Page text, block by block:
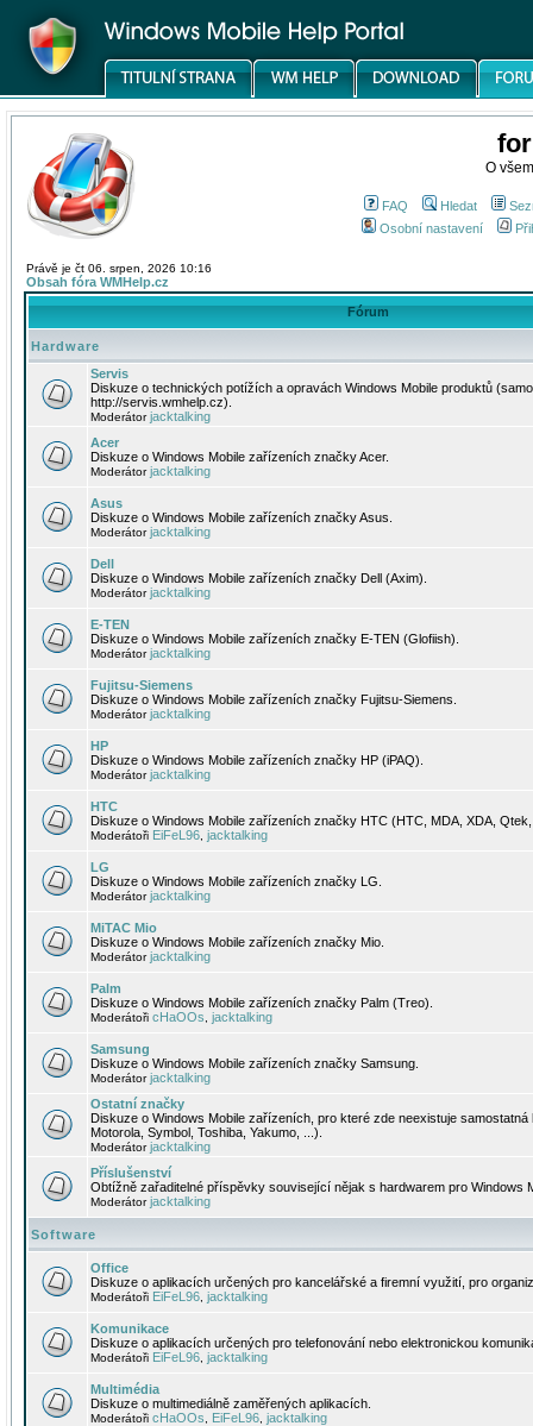
O
FAQ Hledat
Osobní nastavení
Právě je čt 06. srpen, 2026 10:16
Obsah fóra WMHelp.cz
Fórum
Hardware
Servis
Diskuze o technických potížích a opravách Windows Mobile produktů
http://servis.wmhelp.cz).
Moderátorjacktalking
Acer
Diskuze o Windows Mobile zařízeních značky Acer.
Moderátorjacktalking
Asus
Diskuze o Windows Mobile zařízeních značky Asus.
Moderátorjacktalking
Dell
Diskuze o Windows Mobile zařízeních značky Dell (Axim).
Moderátorjacktalking
E-TEN
Diskuze o Windows Mobile zařízeních značky E-TEN (Glofiish).
Moderátorjacktalking
Fujitsu-Siemens
Diskuze o Windows Mobile zařízeních značky Fujitsu-Siemens.
Moderátorjacktalking
HP
Diskuze o Windows Mobile zařízeních značky HP (iPAQ).
Moderátorjacktalking
HTC
Diskuze o Windows Mobile zařízeních značky HTC (HTC, MDA, XDA,
Moderátoři EiFeL96 jacktalking
LG
Diskuze o Windows Mobile zařízeních značky LG.
Moderátorjacktalking
MiTAC Mio
Diskuze o Windows Mobile zařízeních značky Mio.
Moderátorjacktalking
Palm
Diskuze o Windows Mobile zařízeních značky Palm (Treo).
Moderátoři cHaOOs jacktalking
Samsung
Diskuze o Windows Mobile zařízeních značky Samsung.
Moderátorjacktalking
Ostatní značky
Diskuze o Windows Mobile zařízeních, pro které zde neexistuje
Motorola, Symbol, Toshiba, Yakumo, ...).
Moderátorjacktalking
Příslušenství
Obtížně zařaditelné příspěvky související nějak s hardwarem pro Windows
Moderátorjacktalking
Software
Office
Diskuze o aplikacích určených pro kancelářské a firemní využití, pro
Moderátoři EiFeL96 jacktalking
Komunikace
Diskuze o aplikacích určených pro telefonování nebo elektronickou
Moderátoři EiFeL96 jacktalking
Multimédia
Diskuze o multimediálně zaměřených aplikacích.
Moderátoři cHaOOs EiFeL96 jacktalking